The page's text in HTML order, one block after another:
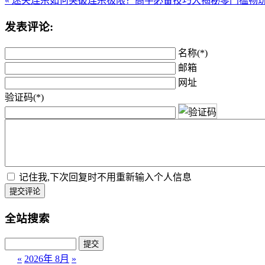
发表评论:
名称(*)
邮箱
网址
验证码(*)
记住我,下次回复时不用重新输入个人信息
提交评论
全站搜索
« 2026年 8月 »